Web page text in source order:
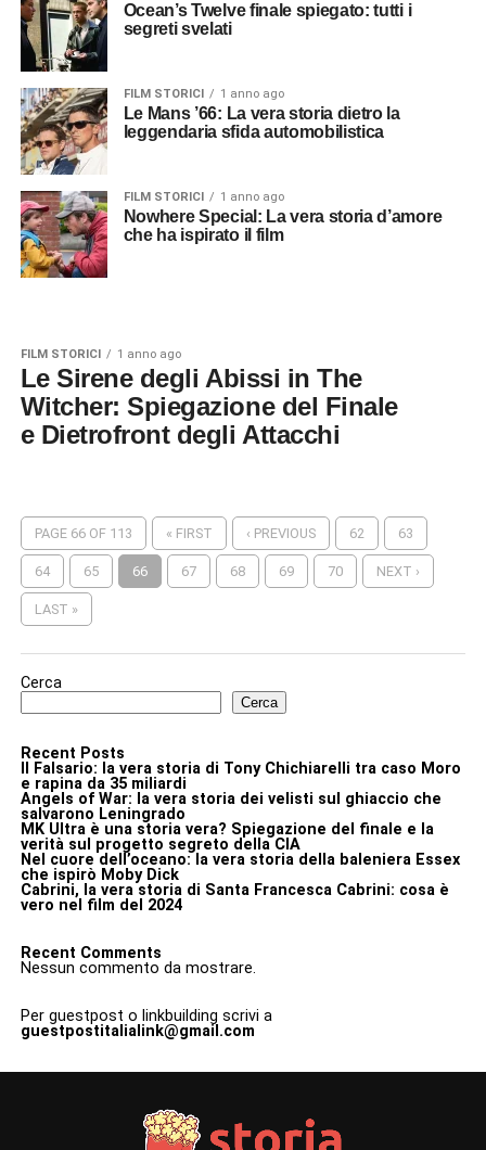
Ocean’s Twelve finale spiegato: tutti i
segreti svelati
FILM STORICI 1 anno ago
Le Mans ’66: La vera storia dietro la
leggendaria sfida automobilistica
FILM STORICI 1 anno ago
Nowhere Special: La vera storia d’amore
che ha ispirato il film
FILM STORICI 1 anno ago
Le Sirene degli Abissi in The
Witcher: Spiegazione del Finale
e Dietrofront degli Attacchi
PAGE 66 OF 113 « FIRST ‹ PREVIOUS 62 63
64 65 66 67 68 69 70 NEXT ›
LAST »
Cerca
Cerca
Recent Posts
Il Falsario: la vera storia di Tony Chichiarelli tra caso Moro
e rapina da 35 miliardi
Angels of War: la vera storia dei velisti sul ghiaccio che
salvarono Leningrado
MK Ultra è una storia vera? Spiegazione del finale e la
verità sul progetto segreto della CIA
Nel cuore dell’oceano: la vera storia della baleniera Essex
che ispirò Moby Dick
Cabrini, la vera storia di Santa Francesca Cabrini: cosa è
vero nel film del 2024
Recent Comments
Nessun commento da mostrare.
Per guestpost o linkbuilding scrivi a
guestpostitalialink@gmail.com